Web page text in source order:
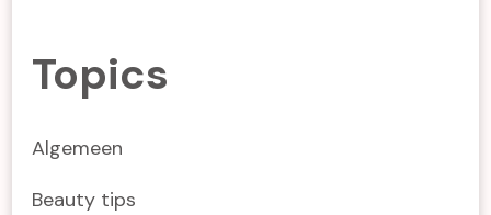
Topics
Algemeen
Beauty tips